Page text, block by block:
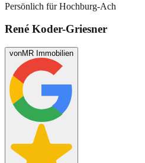
Persönlich fürHochburg-Ach
René Koder-Griesner
vonMR Immobilien